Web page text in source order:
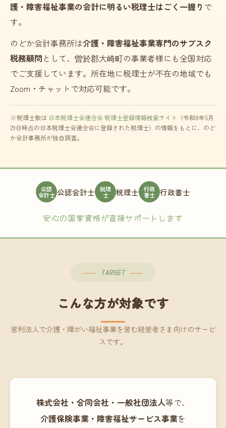
護・障害福祉事業の会計に明るい税理士はごく一握り で
す。
のどか会計事務所は介護・障害福祉事業専門のサブスク
税務顧問 として、曽於郡大崎町の事業者様にも全国対応
でご支援しています。所在地に税理士が不在の地域でも
Zoom・チャットで対応可能です。
※税理士数は 日本税理士会連合会 税理士登録情報検索サイト （令和8年5月
29日時点の日本税理士会連合会に登録された税理士）の情報をもとに、のど
か会計事務所が独自調査。
公認
会計士 公認会計士 税理
士 税理士 行政
書士 行政書士
安心の国家資格が直接サポートします
TARGET
こんな方が対象です
営利法人で介護・障がい福祉事業を営む経営者さま向けのサービ
スです。
株式会社・合同会社・一般社団法人等で、
介護保険事業・障害福祉サービス事業を